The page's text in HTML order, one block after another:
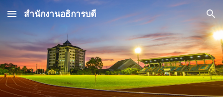
Skip to main content Skip to navigation
สำนักงานอธิการบดี